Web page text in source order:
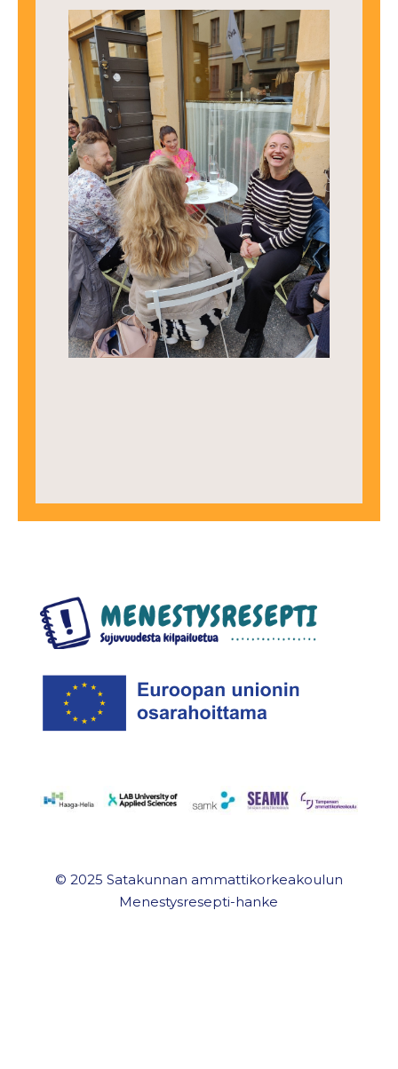
© 2025 Satakunnan ammattikorkeakoulun
Menestysresepti-hanke